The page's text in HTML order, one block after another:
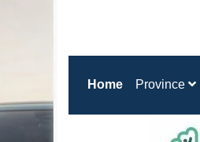
Home(current)
Province